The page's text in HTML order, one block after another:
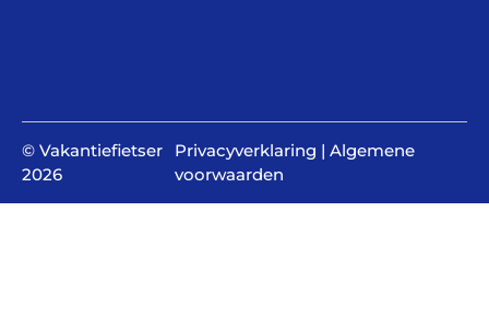
© Vakantiefietser
2026
Privacyverklaring |Algemene
voorwaarden